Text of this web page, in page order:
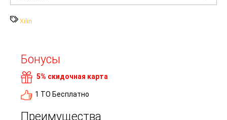
Xilin
Бонусы
5% скидочная карта
1 ТО Бесплатно
Преимущества